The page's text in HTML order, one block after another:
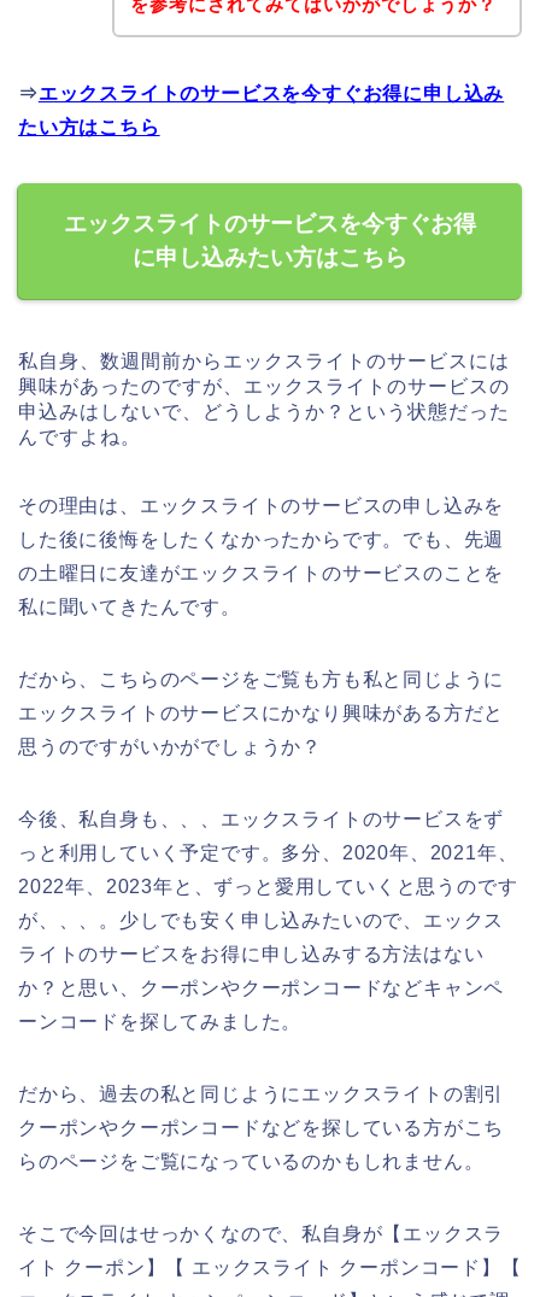
を参考にされてみてはいかがでしょうか？
⇒エックスライトのサービスを今すぐお得に申し込み
たい方はこちら
エックスライトのサービスを今すぐお得
に申し込みたい方はこちら
私自身、数週間前からエックスライトのサービスには
興味があったのですが、エックスライトのサービスの
申込みはしないで、どうしようか？という状態だった
んですよね。
その理由は、エックスライトのサービスの申し込みを
した後に後悔をしたくなかったからです。でも、先週
の土曜日に友達がエックスライトのサービスのことを
私に聞いてきたんです。
だから、こちらのページをご覧も方も私と同じように
エックスライトのサービスにかなり興味がある方だと
思うのですがいかがでしょうか？
今後、私自身も、、、エックスライトのサービスをず
っと利用していく予定です。多分、2020年、2021年、
2022年、2023年と、ずっと愛用していくと思うのです
が、、、。少しでも安く申し込みたいので、エックス
ライトのサービスをお得に申し込みする方法はない
か？と思い、クーポンやクーポンコードなどキャンペ
ーンコードを探してみました。
だから、過去の私と同じようにエックスライトの割引
クーポンやクーポンコードなどを探している方がこち
らのページをご覧になっているのかもしれません。
そこで今回はせっかくなので、私自身が【エックスラ
イト クーポン】【 エックスライト クーポンコード】【